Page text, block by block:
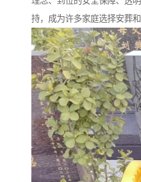
持，成为许多家庭选择安葬